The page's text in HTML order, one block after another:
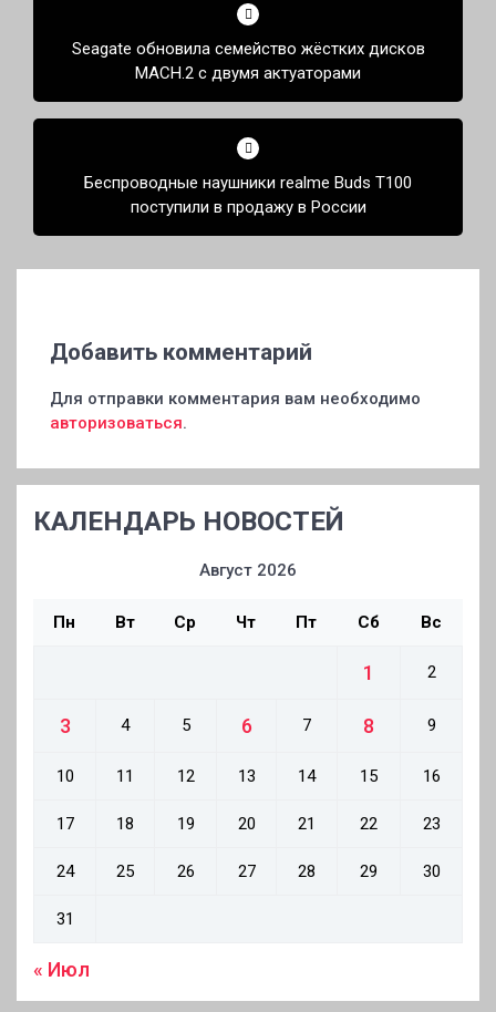
записямSeagate обновила семейство жёстких дисков
MACH.2 с двумя актуаторами
Беспроводные наушники realme Buds T100
поступили в продажу в России
Добавить комментарий
Для отправки комментария вам необходимо
авторизоваться.
КАЛЕНДАРЬ НОВОСТЕЙ
Август 2026
Пн Вт Ср Чт Пт Сб Вс
1 2
3 4 5 6 7 8 9
10 11 12 13 14 15 16
17 18 19 20 21 22 23
24 25 26 27 28 29 30
31
« Июл